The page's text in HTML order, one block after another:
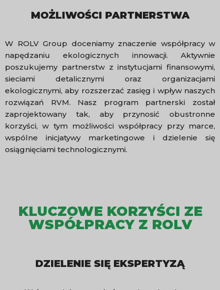
MOŻLIWOŚCI PARTNERSTWA
W ROLV Group doceniamy znaczenie współpracy w
napędzaniu ekologicznych innowacji. Aktywnie
poszukujemy partnerstw z instytucjami finansowymi,
sieciami detalicznymi oraz organizacjami
ekologicznymi, aby rozszerzać zasięg i wpływ naszych
rozwiązań RVM. Nasz program partnerski został
zaprojektowany tak, aby przynosić obustronne
korzyści, w tym możliwości współpracy przy marce,
wspólne inicjatywy marketingowe i dzielenie się
osiągnięciami technologicznymi.
KLUCZOWE KORZYŚCI ZE
WSPÓŁPRACY Z ROLV
DZIELENIE SIĘ EKSPERTYZĄ